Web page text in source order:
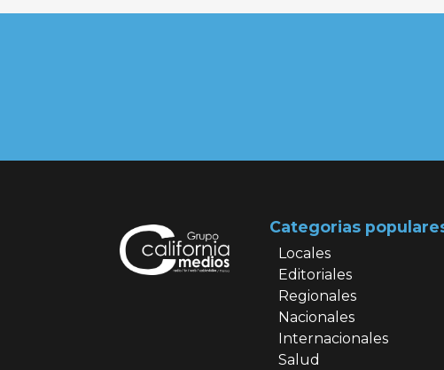
Categorias
Locales
Editoriales
Regionales
Nacionales
Internacionales
Salud